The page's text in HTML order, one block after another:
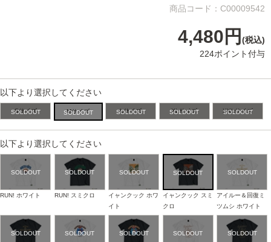
商品コード：C00009542
4,480円 (税込)
224ポイント付与
以下より選択してください
Sサイズ Mサイズ Lサイズ XLサイズ XXLサイズ
以下より選択してください
RUN! ホワイト RUN! スミクロ
イャンクック ホワ
イト
イャンクック スミ
クロ
アイルー＆回復ミ
ツムシ ホワイト